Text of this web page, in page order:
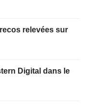
relevées sur
Digital dans le